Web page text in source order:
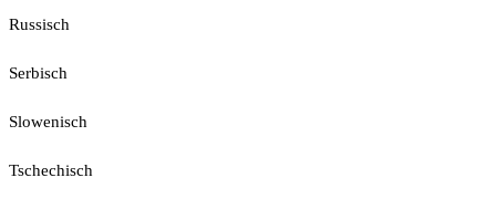
Russisch
Serbisch
Slowenisch
Tschechisch